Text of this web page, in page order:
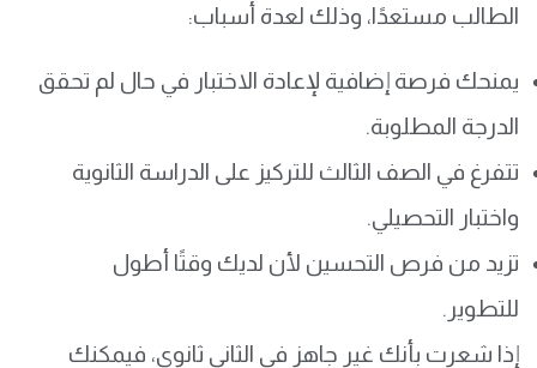
الطالب مستعدًا، وذلك لعدة أسباب:
يمنحك فرصة إضافية لإعادة الاختبار في حال لم تحقق
الدرجة المطلوبة.
تتفرغ في الصف الثالث للتركيز على الدراسة الثانوية
واختبار التحصيلي.
تزيد من فرص التحسين لأن لديك وقتًا أطول
للتطوير.
إذا شعرت بأنك غير جاهز في الثاني ثانوي، فيمكنك